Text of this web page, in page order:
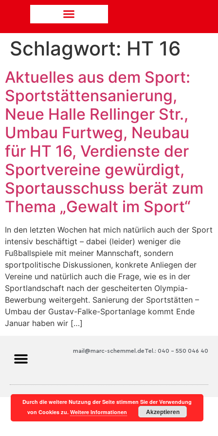
Schlagwort: HT 16
Aktuelles aus dem Sport:
Sportstättensanierung,
Neue Halle Rellinger Str.,
Umbau Furtweg, Neubau
für HT 16, Verdienste der
Sportvereine gewürdigt,
Sportausschuss berät zum
Thema „Gewalt im Sport“
In den letzten Wochen hat mich natürlich auch der Sport
intensiv beschäftigt – dabei (leider) weniger die
Fußballspiele mit meiner Mannschaft, sondern
sportpolitische Diskussionen, konkrete Anliegen der
Vereine und natürlich auch die Frage, wie es in der
Sportlandschaft nach der gescheiterten Olympia-
Bewerbung weitergeht. Sanierung der Sportstätten –
Umbau der Gustav-Falke-Sportanlage kommt Ende
Januar haben wir […]
Tel.: 040 – 550 046 40
mail@marc-schemmel.de
Durch die weitere Nutzung der Seite stimmen Sie der Verwendung
von Cookies zu.Weitere Informationen Akzeptieren